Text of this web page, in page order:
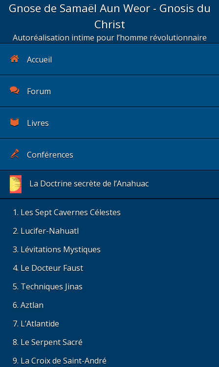
Gnose de Samaël Aun Weor - Gnosis du
Christ
Autoréalisation intime pour l’homme révolutionnaire
Accueil
Forum
Livres
Conférences
La Doctrine secrète de l’Anahuac
Les Sept Cavernes Célestes
Lucifer-Nahuatl
Lévitations Mystiques
Le Docteur Faust
Techniques Jinas
Aztlan
L’Atlantide
Le Serpent Sacré
La Croix de Saint-André